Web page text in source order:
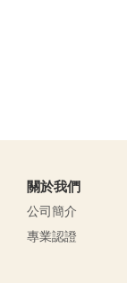
關於我們
公司簡介
專業認證